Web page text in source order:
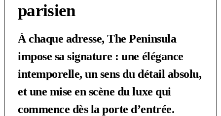
parisien
À chaque adresse, The Peninsula
impose sa signature : une élégance
intemporelle, un sens du détail absolu,
et une mise en scène du luxe qui
commence dès la porte d’entrée.